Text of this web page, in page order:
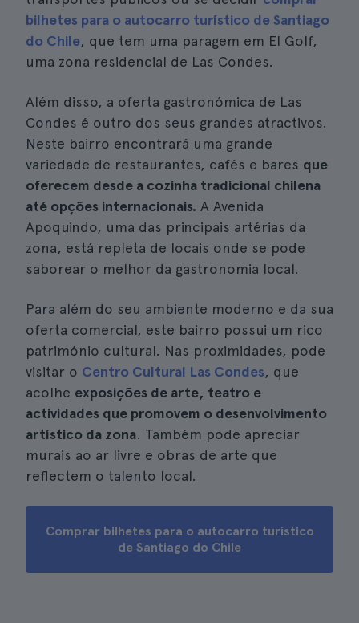
bilhetes para o autocarro turístico de Santiago
do Chile, que tem uma paragem em El Golf,
uma zona residencial de Las Condes.
Além disso, a oferta gastronómica de Las
Condes é outro dos seus grandes atractivos.
Neste bairro encontrará uma grande
variedade de restaurantes, cafés e bares que
oferecem desde a cozinha tradicional chilena
até opções internacionais. A Avenida
Apoquindo, uma das principais artérias da
zona, está repleta de locais onde se pode
saborear o melhor da gastronomia local.
Para além do seu ambiente moderno e da sua
oferta comercial, este bairro possui um rico
património cultural. Nas proximidades, pode
visitar o Centro Cultural Las Condes, que
acolhe exposições de arte, teatro e
actividades que promovem o desenvolvimento
artístico da zona. Também pode apreciar
murais ao ar livre e obras de arte que
reflectem o talento local.
Comprar bilhetes para o autocarro turístico
de Santiago do Chile